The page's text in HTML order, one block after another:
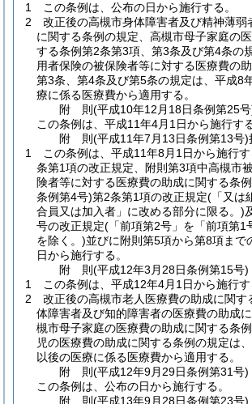
1
この条例は、公布の日から施行する。
2
改正後の高槻市身体障害者及び精神薄弱
に関する条例の規定、高槻市母子家庭の
する条例第2条第3項、第3条及び第4条の
用者保険の被保険者等に対する医療費の
第3条、第4条及び第5条の規定は、平成8
療に係る医療費から適用する。
附 則(平成10年12月18日条例第25
この条例は、平成11年4月1日から施行する
附 則(平成11年7月13日条例第13号)
1
この条例は、平成11年8月1日から施行す
条第1項の改正規定、附則第3項中高槻市
険者等に対する医療費の助成に関する条例
条例第4号)第2条第1項の改正規定(「又は
合員又は加入者」に改める部分に限る。)
号の改正規定(「前項第2号」を「前項第1
を除く。)並びに附則第5項から第8項まで
日から施行する。
附 則(平成12年3月28日条例第15号)
1
この条例は、平成12年4月1日から施行す
2
改正後の高槻市老人医療費の助成に関す
体障害者及び知的障害者の医療費の助成
槻市母子家庭の医療費の助成に関する条
児の医療費の助成に関する条例の規定は
以後の医療に係る医療費から適用する。
附 則(平成12年9月29日条例第31号)
この条例は、公布の日から施行する。
附 則(平成13年9月28日条例第23号)